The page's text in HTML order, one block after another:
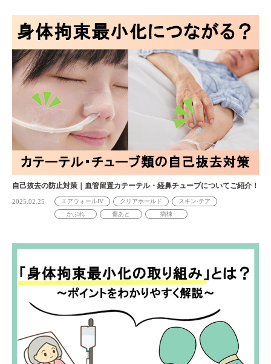
自己抜去の防止対策｜血管留置カテーテル・経鼻チューブについてご紹介！
2025.02.25 エアウォールIV クリアホールド
スキン-テア
かぶれ
傷あと 病棟